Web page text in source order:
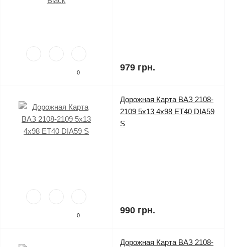
0 979 грн.
0
Дорожная Карта ВАЗ 2108-
2109 5x13 4x98 ET40 DIA59
S
990 грн.
Дорожная Карта ВАЗ 2108-